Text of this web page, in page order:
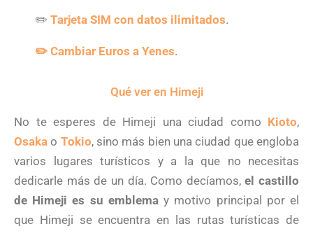
✏️ Tarjeta SIM con datos ilimitados.
✏️ Cambiar Euros a Yenes.
Qué ver en Himeji
No te esperes de Himeji una ciudad como Kioto,
Osaka o Tokio, sino más bien una ciudad que engloba
varios lugares turísticos y a la que no necesitas
dedicarle más de un día. Como decíamos,el castillo
de Himeji es su emblemay motivo principal por el
que Himeji se encuentra en las rutas turísticas de